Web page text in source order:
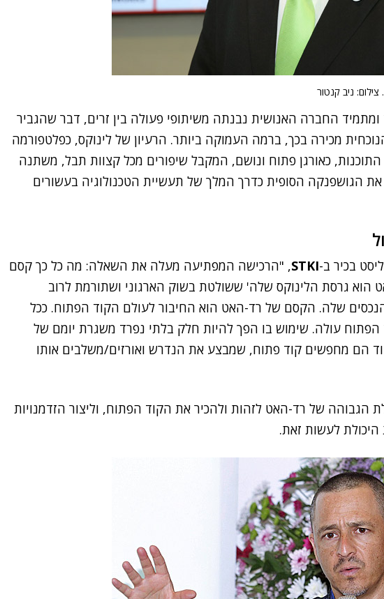
החברה האנושית נבנתה משיתופי פעולה בין זרים, דבר שהגביר
מכירה בכך, ברמה העמוקה ביותר. הרעיון של לינוקס, כפלטפורמה
כאורגן פתוח ונושם, המקבל שיפורים מכל קצוות תבל, משתנה
הגושפנקה הסופית כדרך המלך של תעשיית הטכנולוגיה בעשורים
בכיר ב-STKI, "הרכישה המפתיעה מעלה את השאלה: מה כל כך קסם
הוא גרסת הלינוקס שלה' ששולטת בשוק הארגוני ושתורמת לרוב
שלה. הקסם של רד-האט הוא החיבור לעולם הקוד הפתוח. ככל
עולה. שימוש בו הפך להיות חלק בלתי נפרד משגרת יומם של
הם מחפשים קוד פתוח, שמבצע את הנדרש ואורזים/משלבים אותו
הגבוהה של רד-האט לזהות ולהכיר את הקוד הפתוח, וליצור הזדמנויות
לעשות זאת.